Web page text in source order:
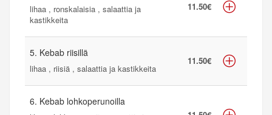
lihaa , ronskalaisia , salaattia ja
kastikkeita
11.50€
5. Kebab riisillä
lihaa , riisiä , salaattia ja kastikkeita
11.50€
6. Kebab lohkoperunoilla